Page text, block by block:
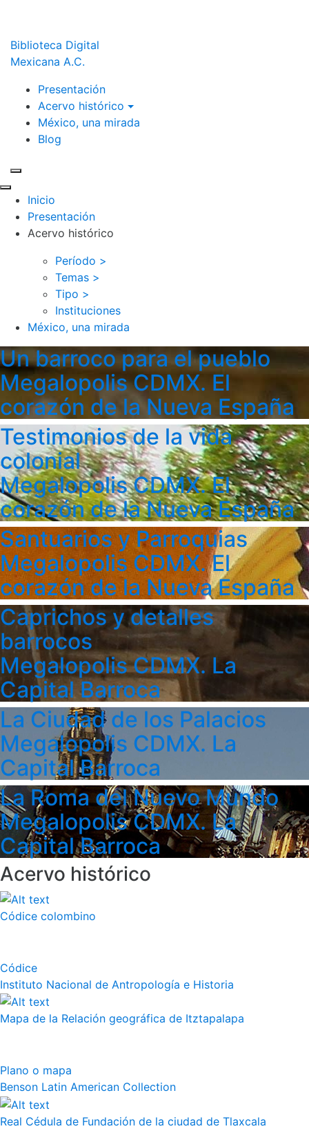
Biblioteca Digital
Mexicana A.C.
Presentación
Acervo histórico
México, una mirada
Blog
Inicio
Presentación
Acervo histórico
Período >
Temas >
Tipo >
Instituciones
México, una mirada
Un barroco para el pueblo
Megalopolis CDMX. El
corazón de la Nueva España
Testimonios de la vida
colonial
Megalopolis CDMX. El
corazón de la Nueva España
Santuarios y Parroquias
Megalopolis CDMX. El
corazón de la Nueva España
Caprichos y detalles
barrocos
Megalopolis CDMX. La
Capital Barroca
La Ciudad de los Palacios
Megalopolis CDMX. La
Capital Barroca
La Roma del Nuevo Mundo
Megalopolis CDMX. La
Capital Barroca
Acervo histórico
Códice colombino
Códice
Instituto Nacional de Antropología e Historia
Mapa de la Relación geográfica de Itztapalapa
Plano o mapa
Benson Latin American Collection
Real Cédula de Fundación de la ciudad de Tlaxcala